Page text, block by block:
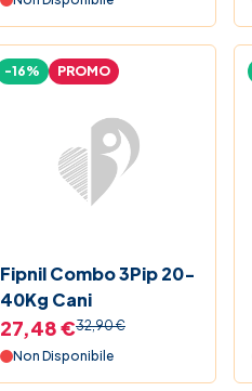
Fipnil Combo 3Pip 20-
40Kg Cani
-16% PROMO
27,48 €32,90 €
Non Disponibile